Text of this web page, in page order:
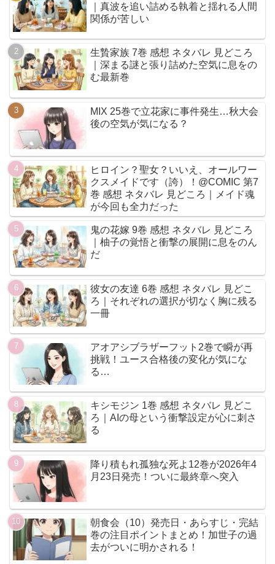
｜真波を追い詰める執着と揺れる人間
関係が苦しい
生贄家族 7巻 感想 ネタバレ 見どころ
｜深まる謎と張り詰めた空気に息をの
む最新巻
MIX 25巻で立花家に事件発生…秋大会
後の空気が気になる？
ヒロイン？聖女？いいえ、オールワー
クスメイドです（誇）！@COMIC 第7
巻 感想 ネタバレ 見どころ｜メイド魂
が今回も全力だった
鬼の花嫁 9巻 感想 ネタバレ 見どころ
｜柚子の覚悟と衝撃の展開に息をのん
だ
彼女の友達 6巻 感想 ネタバレ 見どこ
ろ｜それぞれの選択が切なく胸に残る
一冊
アオアシブラザーフット2巻で瞬が再
挑戦！ユース合格後の変化が気にな
る…
キシモジン 1巻 感想 ネタバレ 見どこ
ろ｜AIの母という衝撃設定が心に刺さ
る
降り積もれ孤独な死よ12巻が2026年4
月23日発売！ついに最終章へ突入
朝食会（10）発売日・あらすじ・完結
巻の注目ポイントまとめ！加世子の過
去がついに明かされる！